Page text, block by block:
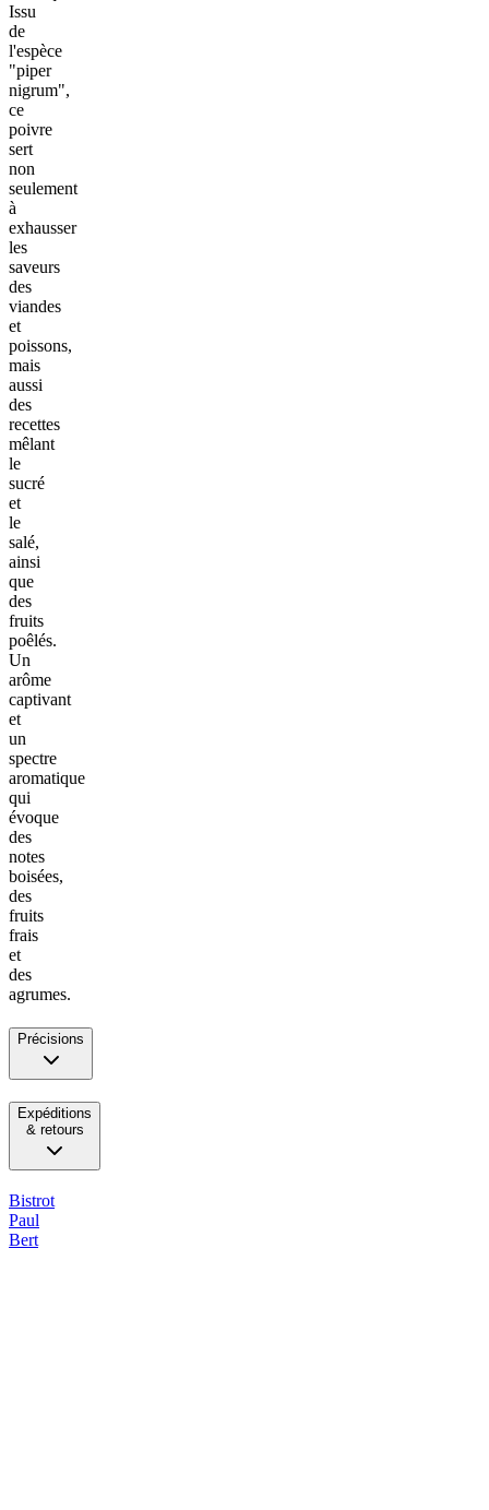
Issu
de
l'espèce
"piper
nigrum",
ce
poivre
sert
non
seulement
à
exhausser
les
saveurs
des
viandes
et
poissons,
mais
aussi
des
recettes
mêlant
le
sucré
et
le
salé,
ainsi
que
des
fruits
poêlés.
Un
arôme
captivant
et
un
spectre
aromatique
qui
évoque
des
notes
boisées,
des
fruits
frais
et
des
agrumes.
Précisions
Expéditions
& retours
Bistrot
Paul
Bert